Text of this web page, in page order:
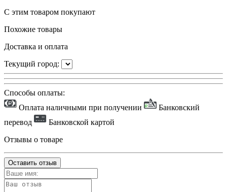
С этим товаром покупают
Похожие товары
Доставка и оплата
Текущий город:
Способы оплаты:
Оплата наличными при получении
Банковский
перевод
Банковской картой
Отзывы о товаре
Оставить отзыв